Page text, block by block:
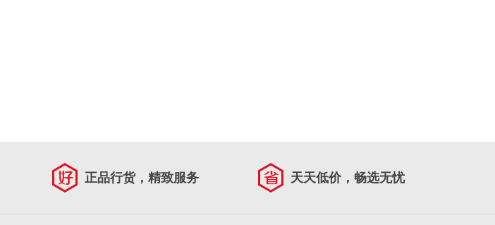
正品行货，精致服务 天天低价，畅选无忧